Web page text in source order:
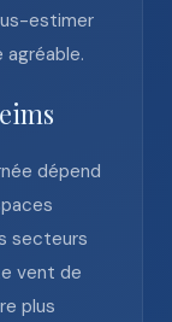
estimer
agréable.
dépend
secteurs
vent de
plus